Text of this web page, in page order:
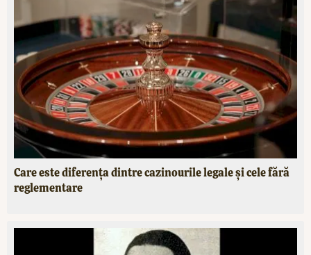
Care este diferența dintre cazinourile legale și cele fără
reglementare